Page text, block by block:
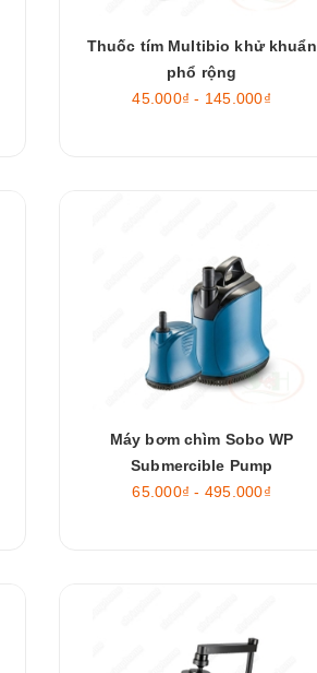
Thuốc tím Multibio khử khuẩn
phổ rộng
45.000₫ - 145.000₫
Máy bơm chìm Sobo WP
Submercible Pump
65.000₫ - 495.000₫